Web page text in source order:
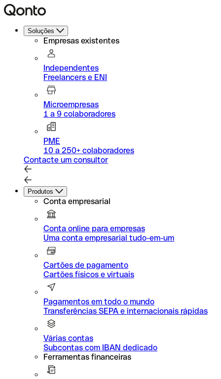
Soluções
Empresas existentes
Independentes
Freelancers e ENI
Microempresas
1 a 9 colaboradores
PME
10 a 250+ colaboradores
Contacte um consultor
Produtos
Conta empresarial
Conta online para empresas
Uma conta empresarial tudo-em-um
Cartões de pagamento
Cartões físicos e virtuais
Pagamentos em todo o mundo
Transferências SEPA e internacionais rápidas
Várias contas
Subcontas com IBAN dedicado
Ferramentas financeiras